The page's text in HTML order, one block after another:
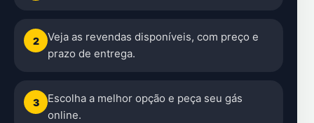
2
Veja as revendas disponíveis, com preço e
prazo de entrega.
3
Escolha a melhor opção e peça seu gás
online.